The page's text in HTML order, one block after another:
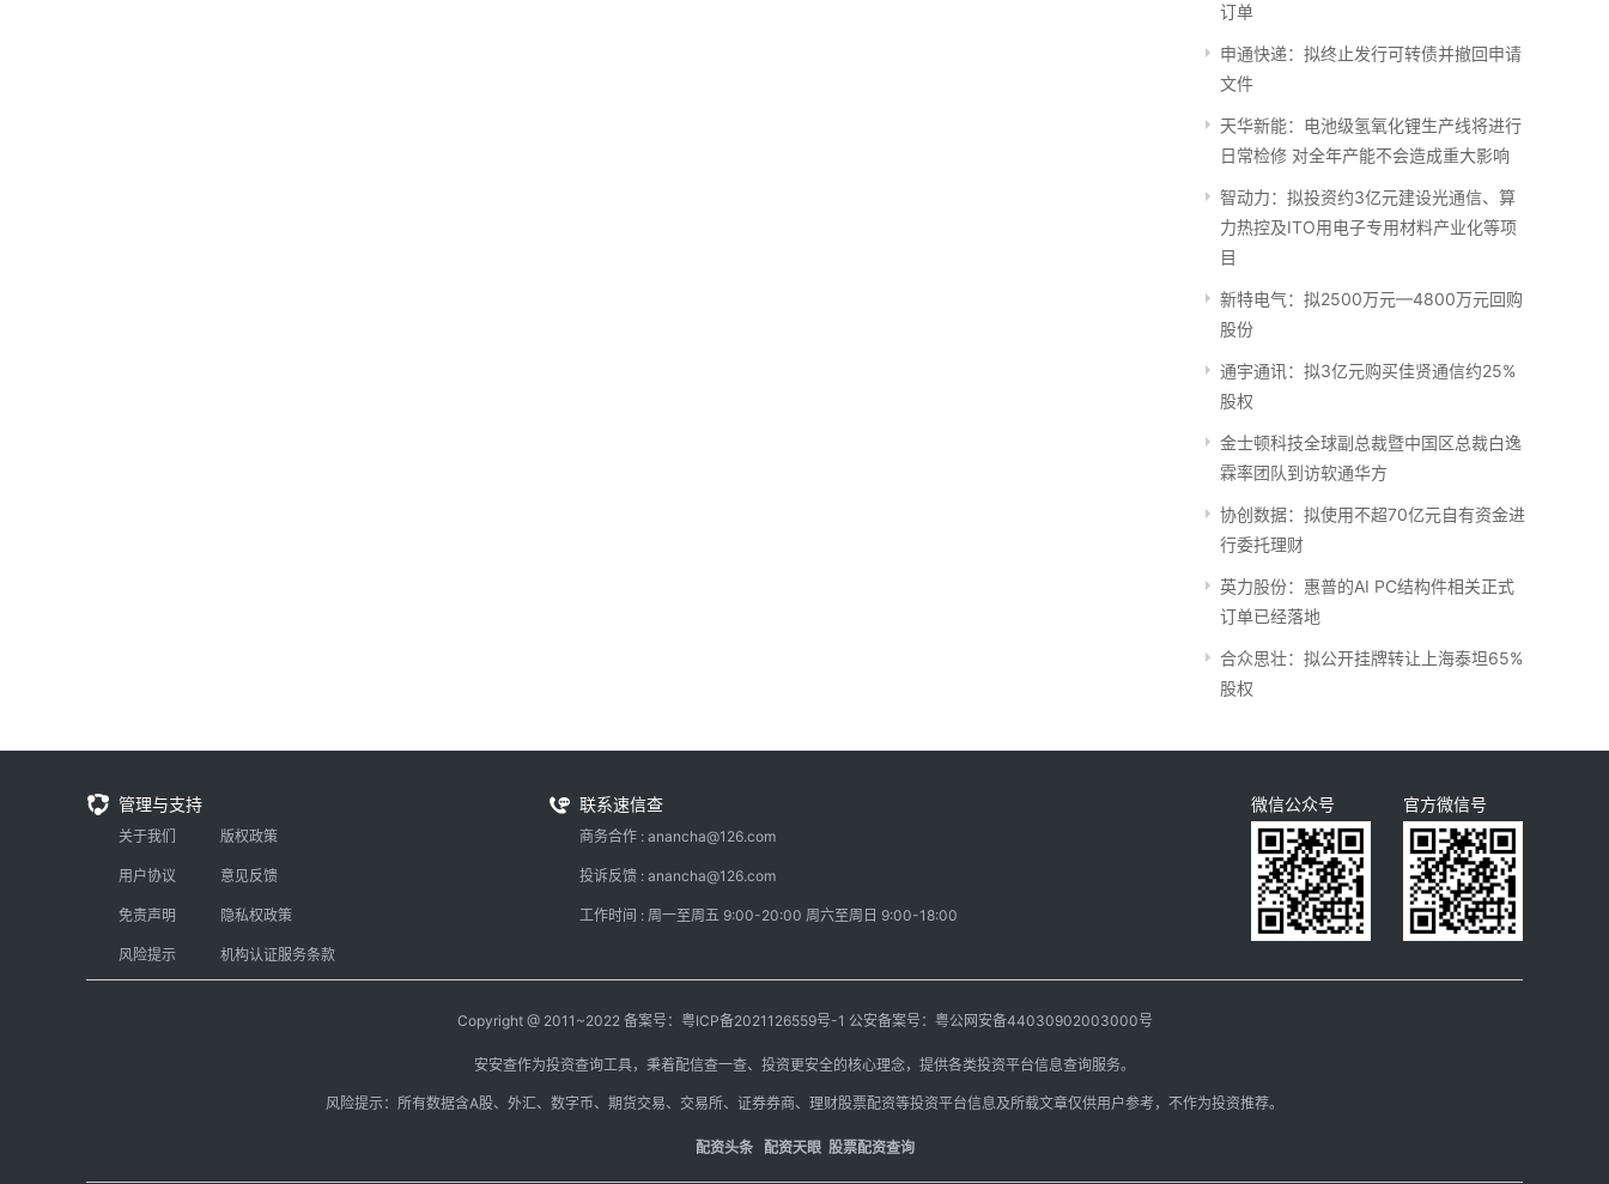
订单
申通快递：拟终止发行可转债并撤回申请
文件
天华新能：电池级氢氧化锂生产线将进行
日常检修 对全年产能不会造成重大影响
智动力：拟投资约3亿元建设光通信、算
力热控及ITO用电子专用材料产业化等项
目
新特电气：拟2500万元—4800万元回购
股份
通宇通讯：拟3亿元购买佳贤通信约25%
股权
金士顿科技全球副总裁暨中国区总裁白逸
霖率团队到访软通华方
协创数据：拟使用不超70亿元自有资金进
行委托理财
英力股份：惠普的AI PC结构件相关正式
订单已经落地
合众思壮：拟公开挂牌转让上海泰坦65%
股权
管理与支持
关于我们
用户协议
免责声明
风险提示
版权政策
意见反馈
隐私权政策
机构认证服务条款
联系速信查
商务合作 : anancha@126.com
投诉反馈 : anancha@126.com
工作时间 : 周一至周五 9:00-20:00 周六至周日 9:00-18:00
微信公众号 官方微信号
Copyright @ 2011~2022 备案号： 粤ICP备2021126559号-1 公安备案号：粤公网安备44030902003000号
安安查作为投资查询工具，秉着配信查一查、投资更安全的核心理念，提供各类投资平台信息查询服务。
风险提示：所有数据含A股、外汇、数字币、期货交易、交易所、证券券商、理财股票配资等投资平台信息及所载文章仅供用户参考，不作为投资推荐。
配资头条 配资天眼 股票配资查询